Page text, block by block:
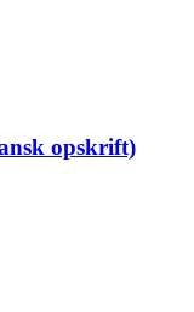
opskrift)